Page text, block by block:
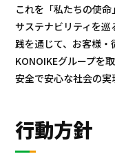
プロジェクトス
サービス・ソ
これを「私たちの使命
サステナビリティを
践を通じて、お客様
KONOIKEグループを
安全で安心な社会の実
行動方針